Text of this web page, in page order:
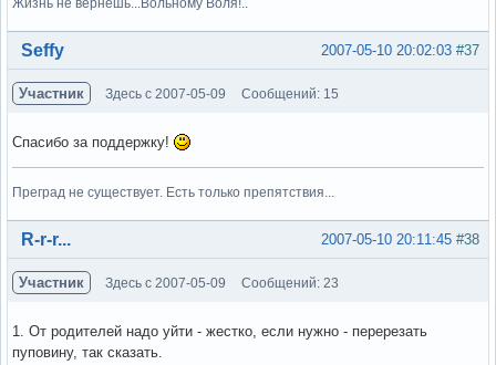
Жизнь не вернешь...Вольному Воля!..
Вне форума #37
2007-05-10 20:02:03
Seffy
Участник Здесь с 2007-05-09 Сообщений: 15
Спасибо за поддержку!
Преград не существует. Есть только препятствия...
Вне форума #38
2007-05-10 20:11:45
R-r-r...
Участник Здесь с 2007-05-09 Сообщений: 23
1. От родителей надо уйти - жестко, если нужно - перерезать
пуповину, так сказать.